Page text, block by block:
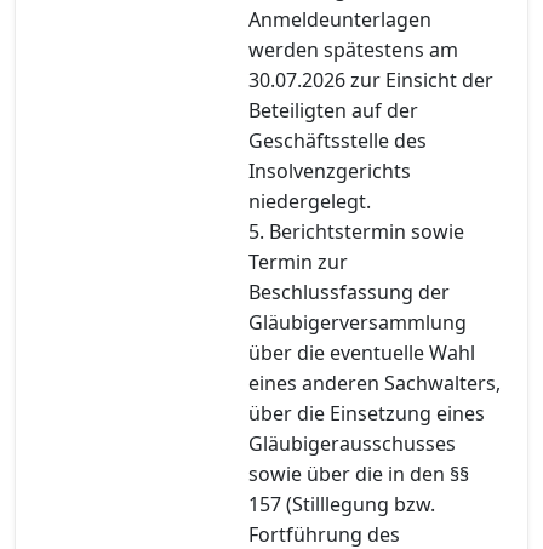
Anmeldeunterlagen
werden spätestens am
30.07.2026 zur Einsicht der
Beteiligten auf der
Geschäftsstelle des
Insolvenzgerichts
niedergelegt.
5. Berichtstermin sowie
Termin zur
Beschlussfassung der
Gläubigerversammlung
über die eventuelle Wahl
eines anderen Sachwalters,
über die Einsetzung eines
Gläubigerausschusses
sowie über die in den §§
157 (Stilllegung bzw.
Fortführung des